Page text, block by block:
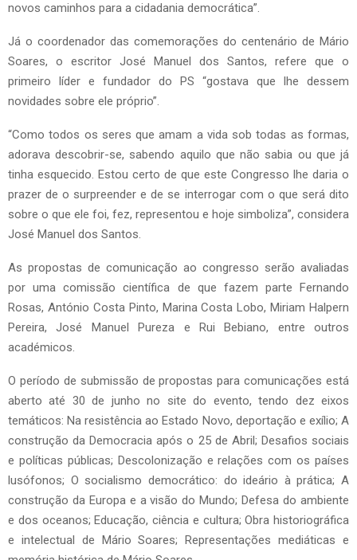
novos caminhos para a cidadania democrática”.
Já o coordenador das comemorações do centenário de Mário
Soares, o escritor José Manuel dos Santos, refere que o
primeiro líder e fundador do PS “gostava que lhe dessem
novidades sobre ele próprio”.
“Como todos os seres que amam a vida sob todas as formas,
adorava descobrir-se, sabendo aquilo que não sabia ou que já
tinha esquecido. Estou certo de que este Congresso lhe daria o
prazer de o surpreender e de se interrogar com o que será dito
sobre o que ele foi, fez, representou e hoje simboliza”, considera
José Manuel dos Santos.
As propostas de comunicação ao congresso serão avaliadas
por uma comissão científica de que fazem parte Fernando
Rosas, António Costa Pinto, Marina Costa Lobo, Miriam Halpern
Pereira, José Manuel Pureza e Rui Bebiano, entre outros
académicos.
O período de submissão de propostas para comunicações está
aberto até 30 de junho no site do evento, tendo dez eixos
temáticos: Na resistência ao Estado Novo, deportação e exílio; A
construção da Democracia após o 25 de Abril; Desafios sociais
e políticas públicas; Descolonização e relações com os países
lusófonos; O socialismo democrático: do ideário à prática; A
construção da Europa e a visão do Mundo; Defesa do ambiente
e dos oceanos; Educação, ciência e cultura; Obra historiográfica
e intelectual de Mário Soares; Representações mediáticas e